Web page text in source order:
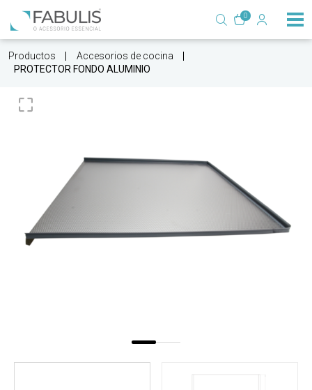
0
Productos
Accesorios de cocina
PROTECTOR FONDO ALUMINIO